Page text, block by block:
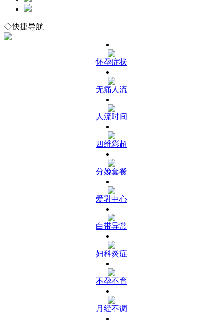
◇快捷导航
怀孕症状
无痛人流
人流时间
四维彩超
分娩套餐
爱乳中心
白带异常
妇科炎症
不孕不育
月经不调